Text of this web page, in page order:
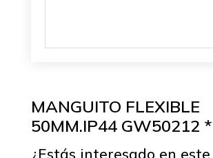
MANGUITO FLEXIBLE
50MM.IP44 GW50212
¿Estás interesado en este